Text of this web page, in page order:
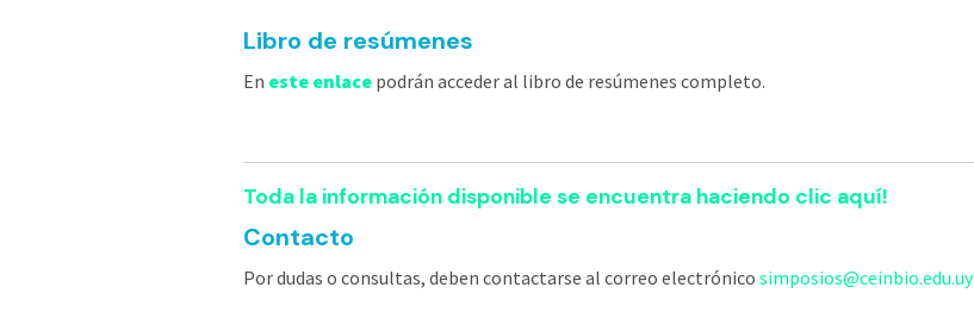
Libro de resúmenes
En este enlace podrán acceder al libro de resúmenes completo.
Toda la información disponible se encuentra haciendo clic aquí!
Contacto
Por dudas o consultas, deben contactarse al correo electrónico simposios@ceinbio.edu.uy